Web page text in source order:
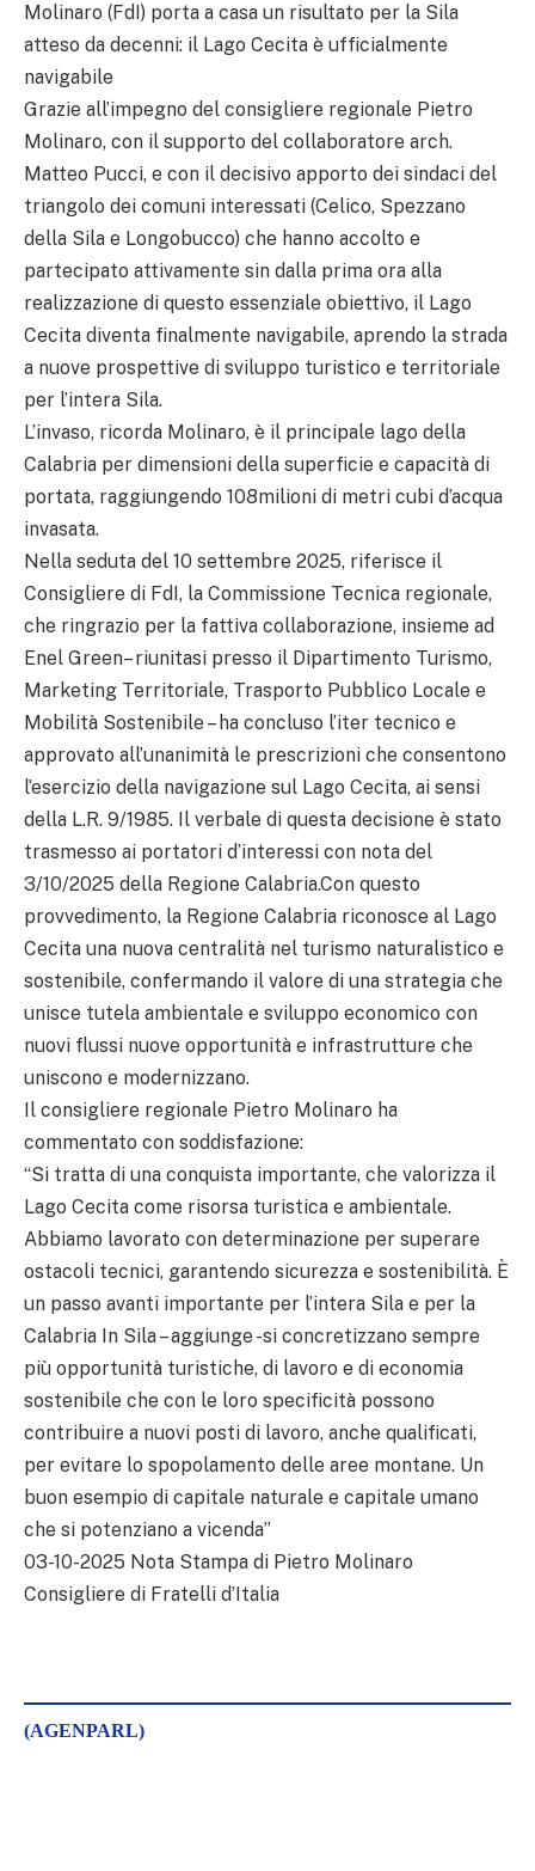
Molinaro (FdI) porta a casa un risultato per la Sila
atteso da decenni: il Lago Cecita è ufficialmente
navigabile
Grazie all’impegno del consigliere regionale Pietro
Molinaro, con il supporto del collaboratore arch.
Matteo Pucci, e con il decisivo apporto dei sindaci del
triangolo dei comuni interessati (Celico, Spezzano
della Sila e Longobucco) che hanno accolto e
partecipato attivamente sin dalla prima ora alla
realizzazione di questo essenziale obiettivo, il Lago
Cecita diventa finalmente navigabile, aprendo la strada
a nuove prospettive di sviluppo turistico e territoriale
per l’intera Sila.
L’invaso, ricorda Molinaro, è il principale lago della
Calabria per dimensioni della superficie e capacità di
portata, raggiungendo 108milioni di metri cubi d’acqua
invasata.
Nella seduta del 10 settembre 2025, riferisce il
Consigliere di FdI, la Commissione Tecnica regionale,
che ringrazio per la fattiva collaborazione, insieme ad
Enel Green– riunitasi presso il Dipartimento Turismo,
Marketing Territoriale, Trasporto Pubblico Locale e
Mobilità Sostenibile – ha concluso l’iter tecnico e
approvato all’unanimità le prescrizioni che consentono
l’esercizio della navigazione sul Lago Cecita, ai sensi
della L.R. 9/1985. Il verbale di questa decisione è stato
trasmesso ai portatori d’interessi con nota del
3/10/2025 della Regione Calabria.Con questo
provvedimento, la Regione Calabria riconosce al Lago
Cecita una nuova centralità nel turismo naturalistico e
sostenibile, confermando il valore di una strategia che
unisce tutela ambientale e sviluppo economico con
nuovi flussi nuove opportunità e infrastrutture che
uniscono e modernizzano.
Il consigliere regionale Pietro Molinaro ha
commentato con soddisfazione:
“Si tratta di una conquista importante, che valorizza il
Lago Cecita come risorsa turistica e ambientale.
Abbiamo lavorato con determinazione per superare
ostacoli tecnici, garantendo sicurezza e sostenibilità. È
un passo avanti importante per l’intera Sila e per la
Calabria In Sila – aggiunge -si concretizzano sempre
più opportunità turistiche, di lavoro e di economia
sostenibile che con le loro specificità possono
contribuire a nuovi posti di lavoro, anche qualificati,
per evitare lo spopolamento delle aree montane. Un
buon esempio di capitale naturale e capitale umano
che si potenziano a vicenda”
03-10-2025 Nota Stampa di Pietro Molinaro
Consigliere di Fratelli d’Italia
(AGENPARL)